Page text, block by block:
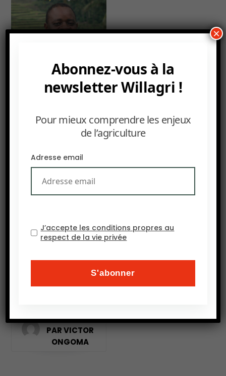
– qui n’est pas une
science nouvelle –
étudie l’impact du
climat sur
l’influence de
l’agriculture sur le
PAR VICTOR
ONGOMA
Abonnez-vous à la
newsletter Willagri !
Pour mieux comprendre les enjeux
de l’agriculture
Adresse email
J’accepte les conditions propres au
respect de la vie privée
×